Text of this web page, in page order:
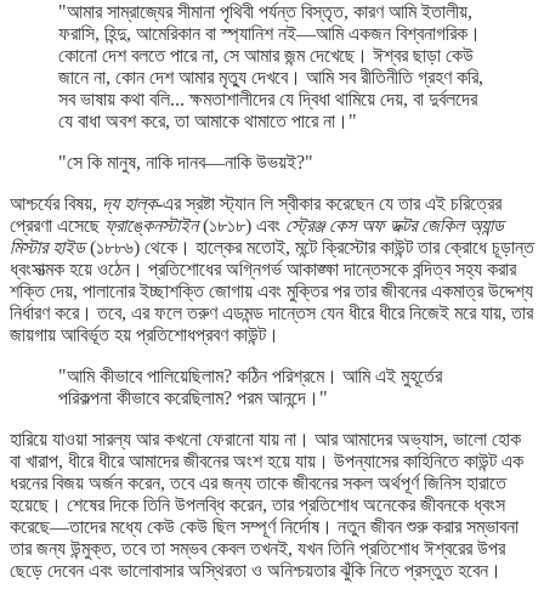
"আমার সাম্রাজ্যের সীমানা পৃথিবী পর্যন্ত বিস্তৃত, কারণ আমি ইতালীয়,
ফরাসি, হিন্দু, আমেরিকান বা স্প্যানিশ নই—আমি একজন বিশ্বনাগরিক।
কোনো দেশ বলতে পারে না, সে আমার জন্ম দেখেছে। ঈশ্বর ছাড়া কেউ
জানে না, কোন দেশ আমার মৃত্যু দেখবে। আমি সব রীতিনীতি গ্রহণ করি,
সব ভাষায় কথা বলি... ক্ষমতাশালীদের যে দ্বিধা থামিয়ে দেয়, বা দুর্বলদের
যে বাধা অবশ করে, তা আমাকে থামাতে পারে না।"
"সে কি মানুষ, নাকি দানব—নাকি উভয়ই?"
আশ্চর্যের বিষয়, দ্য হাল্ক-এর স্রষ্টা স্ট্যান লি স্বীকার করেছেন যে তার এই চরিত্রের
প্রেরণা এসেছে ফ্রাঙ্কেনস্টাইন(১৮১৮) এবং স্ট্রেঞ্জ কেস অফ ডক্টর জেকিল অ্যান্ড
মিস্টার হাইড(১৮৮৬) থেকে। হাল্কের মতোই, মন্টে ক্রিস্টোর কাউন্ট তার ক্রোধে চূড়ান্ত
ধ্বংসাত্মক হয়ে ওঠেন। প্রতিশোধের অগ্নিগর্ভ আকাঙ্ক্ষা দান্তেসকে বন্দিত্ব সহ্য করার
শক্তি দেয়, পালানোর ইচ্ছাশক্তি জোগায় এবং মুক্তির পর তার জীবনের একমাত্র উদ্দেশ্য
নির্ধারণ করে। তবে, এর ফলে তরুণ এডমন্ড দান্তেস যেন ধীরে ধীরে নিজেই মরে যায়, তার
জায়গায় আবির্ভূত হয় প্রতিশোধপ্রবণ কাউন্ট।
"আমি কীভাবে পালিয়েছিলাম? কঠিন পরিশ্রমে। আমি এই মুহূর্তের
পরিকল্পনা কীভাবে করেছিলাম? পরম আনন্দে।"
হারিয়ে যাওয়া সারল্য আর কখনো ফেরানো যায় না। আর আমাদের অভ্যাস, ভালো হোক
বা খারাপ, ধীরে ধীরে আমাদের জীবনের অংশ হয়ে যায়। উপন্যাসের কাহিনিতে কাউন্ট এক
ধরনের বিজয় অর্জন করেন, তবে এর জন্য তাকে জীবনের সকল অর্থপূর্ণ জিনিস হারাতে
হয়েছে। শেষের দিকে তিনি উপলব্ধি করেন, তার প্রতিশোধ অনেকের জীবনকে ধ্বংস
করেছে—তাদের মধ্যে কেউ কেউ ছিল সম্পূর্ণ নির্দোষ। নতুন জীবন শুরু করার সম্ভাবনা
তার জন্য উন্মুক্ত, তবে তা সম্ভব কেবল তখনই, যখন তিনি প্রতিশোধ ঈশ্বরের উপর
ছেড়ে দেবেন এবং ভালোবাসার অস্থিরতা ও অনিশ্চয়তার ঝুঁকি নিতে প্রস্তুত হবেন।